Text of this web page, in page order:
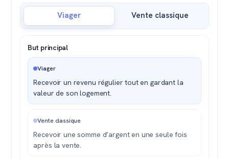
Viager Vente classique
But principal
Viager
Recevoir un revenu régulier tout en gardant la
valeur de son logement.
Vente classique
Recevoir une somme d’argent en une seule fois
après la vente.